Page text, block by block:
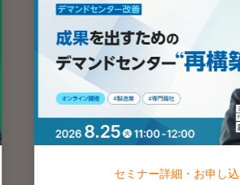
セミナー詳細・お申し込み